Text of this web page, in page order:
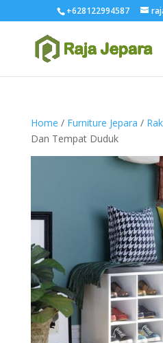
+628122994587
Home / Furniture Jepara /
Dan Tempat Duduk